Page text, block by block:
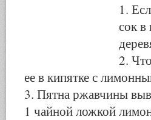
1.
сок
2.
ее в кипятке с
3. Пятна ржавчины
1 чайной ложкой